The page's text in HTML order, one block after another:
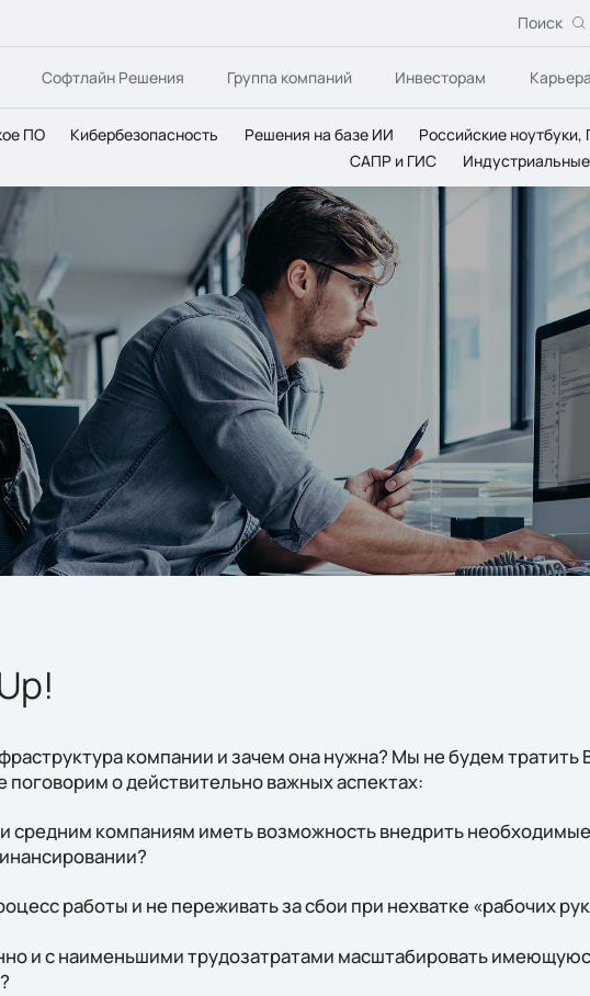
Поиск
Софтлайн Решения Группа компаний Инвесторам Карьера
ПО Кибербезопасность Решения на базе ИИ Российские
САПР и ГИС
компании и зачем она нужна? Мы не будем тратить
поговорим о действительно важных аспектах:
средним компаниям иметь возможность внедрить
работы и не переживать за сбои при нехватке «рабочих
и с наименьшими трудозатратами масштабировать